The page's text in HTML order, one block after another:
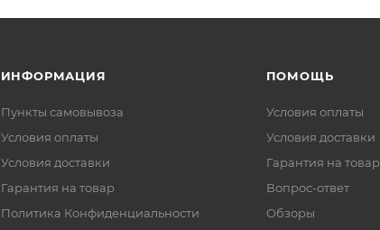
ИНФОРМАЦИЯ
Пункты самовывоза
Условия оплаты
Условия доставки
Гарантия на товар
Политика Конфиденциальности
ПОМОЩЬ
Условия оплаты
Условия доставки
Гарантия на товар
Вопрос-ответ
Обзоры